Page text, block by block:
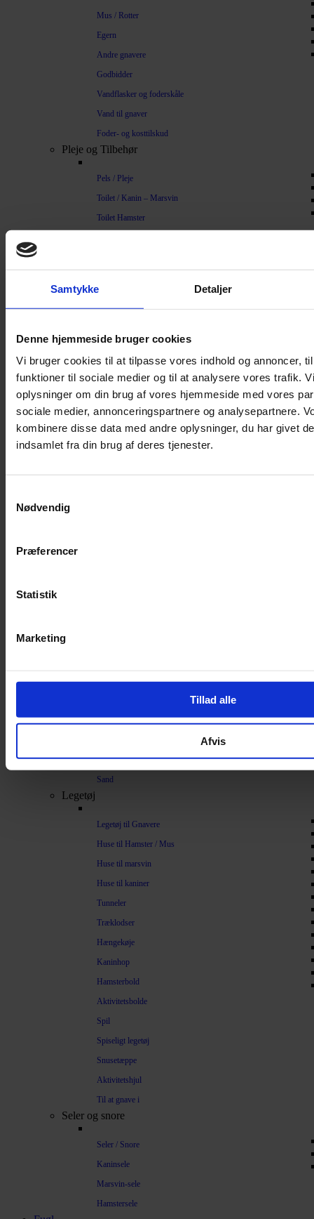
Samtykke Detaljer
Denne hjemmeside bruger cookies
Vi bruger cookies til at tilpasse vores indhold og annoncer,
funktioner til sociale medier og til at analysere vores trafik.
oplysninger om din brug af vores hjemmeside med vores
sociale medier, annonceringspartnere og analysepartnere.
kombinere disse data med andre oplysninger, du har givet
indsamlet fra din brug af deres tjenester.
Nødvendig
Præferencer
Statistik
Marketing
Tillad alle
Afvis
Mus / Rotter
Egern
Andre gnavere
Godbidder
Vandflasker og foderskåle
Vand til gnaver
Foder- og kosttilskud
Pleje og Tilbehør
Pels / Pleje
Toilet / Kanin – Marsvin
Toilet Hamster
Bure
Kaninbur
Rottebur
Marsvinebur
Løbegård
Overdækning løbegård
Indretning til bure
Bark
Spelt
Vat
Sand
Legetøj
Legetøj til Gnavere
Huse til Hamster / Mus
Huse til marsvin
Huse til kaniner
Tunneler
Træklodser
Hængekøje
Kaninhop
Hamsterbold
Aktivitetsbolde
Spil
Spiseligt legetøj
Snusetæppe
Aktivitetshjul
Til at gnave i
Seler og snore
Seler / Snore
Kaninsele
Marsvin-sele
Hamstersele